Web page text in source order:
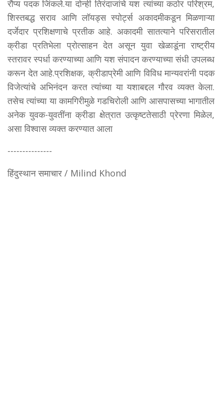
रौप्य पदक जिंकले.या दोन्ही तिरंदाजांचे यश त्यांच्या कठोर परिश्रम,
शिस्तबद्ध सराव आणि लॉयड्स स्पोर्ट्स अकादमीकडून मिळणाऱ्या
दर्जेदार प्रशिक्षणाचे प्रतीक आहे. अकादमी सातत्याने परिसरातील
क्रीडा प्रतिभेला प्रोत्साहन देत असून युवा खेळाडूंना राष्ट्रीय
स्तरावर स्पर्धा करण्याच्या आणि यश संपादन करण्याच्या संधी उपलब्ध
करून देत आहे.प्रशिक्षक, क्रीडाप्रेमी आणि विविध मान्यवरांनी पदक
विजेत्यांचे अभिनंदन करत त्यांच्या या यशाबद्दल गौरव व्यक्त केला.
तसेच त्यांच्या या कामगिरीमुळे गडचिरोली आणि आसपासच्या भागातील
अनेक युवक-युवतींना क्रीडा क्षेत्रात उत्कृष्टतेसाठी प्रेरणा मिळेल,
असा विश्वास व्यक्त करण्यात आला
---------------
हिंदुस्थान समाचार / Milind Khond